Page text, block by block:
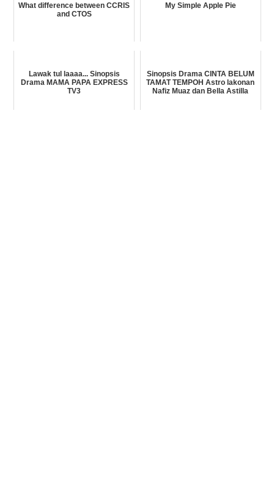
What difference between CCRIS
and CTOS
My Simple Apple Pie
Lawak tul laaaa... Sinopsis
Drama MAMA PAPA EXPRESS
TV3
Sinopsis Drama CINTA BELUM
TAMAT TEMPOH Astro lakonan
Nafiz Muaz dan Bella Astilla